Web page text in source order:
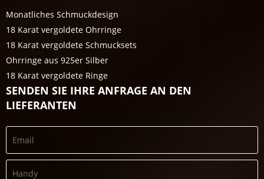
Monatliches Schmuckdesign
18 Karat vergoldete Ohrringe
18 Karat vergoldete Schmucksets
Ohrringe aus 925er Silber
18 Karat vergoldete Ringe
SENDEN SIE IHRE ANFRAGE AN DEN
LIEFERANTEN